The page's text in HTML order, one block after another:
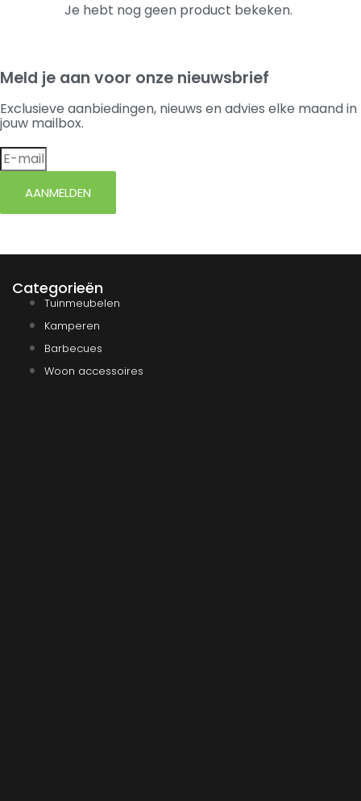
Je hebt nog geen product bekeken.
Meld je aan voor onze nieuwsbrief
Exclusieve aanbiedingen, nieuws en advies elke maand in
jouw mailbox.
AANMELDEN
Categorieën
Tuinmeubelen
Kamperen
Barbecues
Woon accessoires